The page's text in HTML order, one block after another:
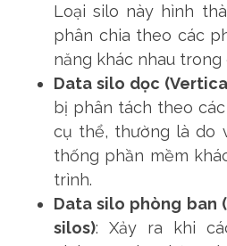
Loại silo này hình
phân chia theo các
năng khác nhau trong
Data silo dọc
bị phân tách theo
cụ thể, thường là do
thống phần mềm
trình.
Data silo phòng ban
silos): Xảy ra khi